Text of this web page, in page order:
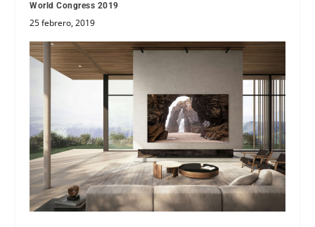
World Congress 2019
25 febrero, 2019